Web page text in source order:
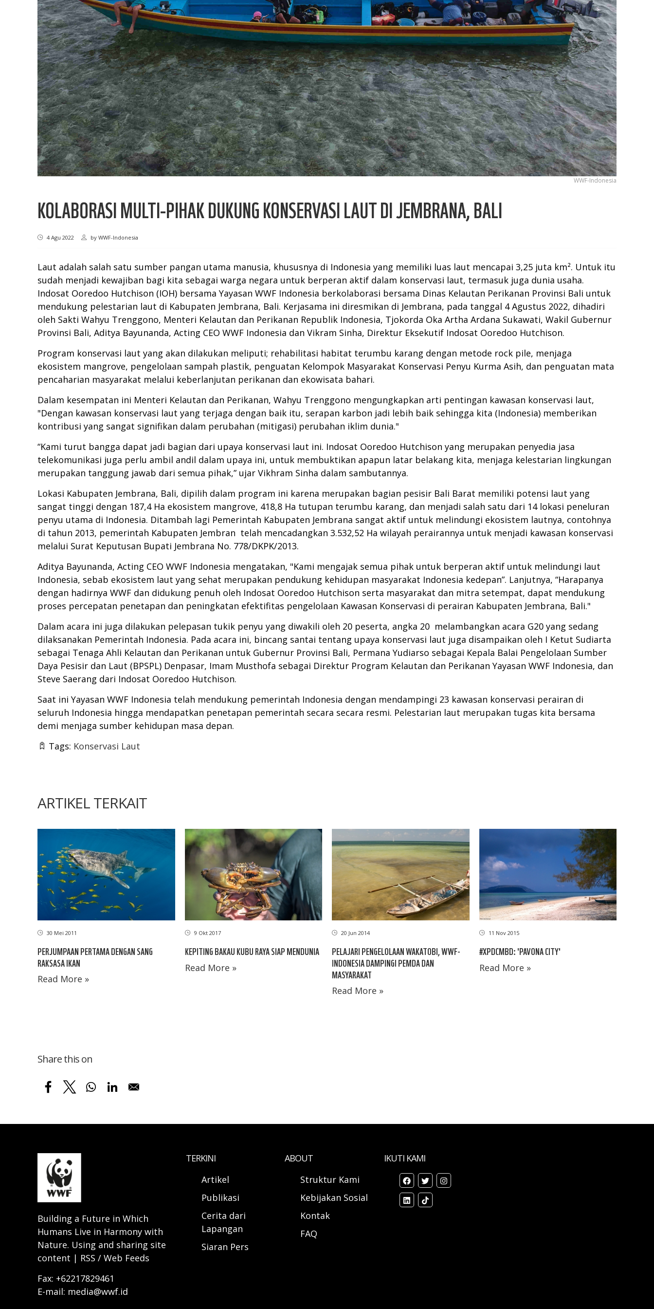
WWF-Indonesia
KOLABORASI MULTI-PIHAK DUKUNG KONSERVASI LAUT DI JEMBRANA, BALI
4 Agu 2022 by WWF-Indonesia
Laut adalah salah satu sumber pangan utama manusia, khususnya di Indonesia yang memiliki luas laut mencapai 3,25 juta km². Untuk itu
sudah menjadi kewajiban bagi kita sebagai warga negara untuk berperan aktif dalam konservasi laut, termasuk juga dunia usaha.
Indosat Ooredoo Hutchison (IOH) bersama Yayasan WWF Indonesia berkolaborasi bersama Dinas Kelautan Perikanan Provinsi Bali untuk
mendukung pelestarian laut di Kabupaten Jembrana, Bali. Kerjasama ini diresmikan di Jembrana, pada tanggal 4 Agustus 2022, dihadiri
oleh Sakti Wahyu Trenggono, Menteri Kelautan dan Perikanan Republik Indonesia, Tjokorda Oka Artha Ardana Sukawati, Wakil Gubernur
Provinsi Bali, Aditya Bayunanda, Acting CEO WWF Indonesia dan Vikram Sinha, Direktur Eksekutif Indosat Ooredoo Hutchison.
Program konservasi laut yang akan dilakukan meliputi; rehabilitasi habitat terumbu karang dengan metode rock pile, menjaga
ekosistem mangrove, pengelolaan sampah plastik, penguatan Kelompok Masyarakat Konservasi Penyu Kurma Asih, dan penguatan mata
pencaharian masyarakat melalui keberlanjutan perikanan dan ekowisata bahari.
Dalam kesempatan ini Menteri Kelautan dan Perikanan, Wahyu Trenggono mengungkapkan arti pentingan kawasan konservasi laut,
"Dengan kawasan konservasi laut yang terjaga dengan baik itu, serapan karbon jadi lebih baik sehingga kita (Indonesia) memberikan
kontribusi yang sangat signifikan dalam perubahan (mitigasi) perubahan iklim dunia."
“Kami turut bangga dapat jadi bagian dari upaya konservasi laut ini. Indosat Ooredoo Hutchison yang merupakan penyedia jasa
telekomunikasi juga perlu ambil andil dalam upaya ini, untuk membuktikan apapun latar belakang kita, menjaga kelestarian lingkungan
merupakan tanggung jawab dari semua pihak,” ujar Vikhram Sinha dalam sambutannya.
Lokasi Kabupaten Jembrana, Bali, dipilih dalam program ini karena merupakan bagian pesisir Bali Barat memiliki potensi laut yang
sangat tinggi dengan 187,4 Ha ekosistem mangrove, 418,8 Ha tutupan terumbu karang, dan menjadi salah satu dari 14 lokasi peneluran
penyu utama di Indonesia. Ditambah lagi Pemerintah Kabupaten Jembrana sangat aktif untuk melindungi ekosistem lautnya, contohnya
di tahun 2013, pemerintah Kabupaten Jembran telah mencadangkan 3.532,52 Ha wilayah perairannya untuk menjadi kawasan konservasi
melalui Surat Keputusan Bupati Jembrana No. 778/DKPK/2013.
Aditya Bayunanda, Acting CEO WWF Indonesia mengatakan, "Kami mengajak semua pihak untuk berperan aktif untuk melindungi laut
Indonesia, sebab ekosistem laut yang sehat merupakan pendukung kehidupan masyarakat Indonesia kedepan”. Lanjutnya, “Harapanya
dengan hadirnya WWF dan didukung penuh oleh Indosat Ooredoo Hutchison serta masyarakat dan mitra setempat, dapat mendukung
proses percepatan penetapan dan peningkatan efektifitas pengelolaan Kawasan Konservasi di perairan Kabupaten Jembrana, Bali."
Dalam acara ini juga dilakukan pelepasan tukik penyu yang diwakili oleh 20 peserta, angka 20 melambangkan acara G20 yang sedang
dilaksanakan Pemerintah Indonesia. Pada acara ini, bincang santai tentang upaya konservasi laut juga disampaikan oleh I Ketut Sudiarta
sebagai Tenaga Ahli Kelautan dan Perikanan untuk Gubernur Provinsi Bali, Permana Yudiarso sebagai Kepala Balai Pengelolaan Sumber
Daya Pesisir dan Laut (BPSPL) Denpasar, Imam Musthofa sebagai Direktur Program Kelautan dan Perikanan Yayasan WWF Indonesia, dan
Steve Saerang dari Indosat Ooredoo Hutchison.
Saat ini Yayasan WWF Indonesia telah mendukung pemerintah Indonesia dengan mendampingi 23 kawasan konservasi perairan di
seluruh Indonesia hingga mendapatkan penetapan pemerintah secara secara resmi. Pelestarian laut merupakan tugas kita bersama
demi menjaga sumber kehidupan masa depan.
Tags: Konservasi Laut
ARTIKEL TERKAIT
30 Mei 2011
PERJUMPAAN PERTAMA DENGAN SANG
RAKSASA IKAN
Read More »
9 Okt 2017
KEPITING BAKAU KUBU RAYA SIAP MENDUNIA
Read More »
20 Jun 2014
PELAJARI PENGELOLAAN WAKATOBI, WWF-
INDONESIA DAMPINGI PEMDA DAN
MASYARAKAT
Read More »
11 Nov 2015
#XPDCMBD: 'PAVONA CITY'
Read More »
Share this on
Building a Future in Which
Humans Live in Harmony with
Nature. Using and sharing site
content | RSS / Web Feeds
Fax: +62217829461
E-mail: media@wwf.id
TERKINI
Artikel
Publikasi
Cerita dari
Lapangan
Siaran Pers
ABOUT
Struktur Kami
Kebijakan Sosial
Kontak
FAQ
IKUTI KAMI